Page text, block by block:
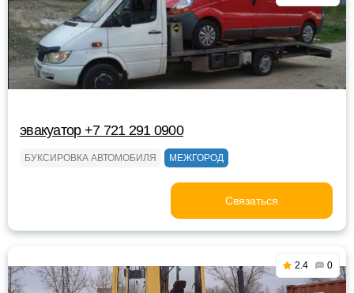
эвакуатор +7 721 291 0900
БУКСИРОВКА АВТОМОБИЛЯ МЕЖГОРОД
Связаться
2.4 0